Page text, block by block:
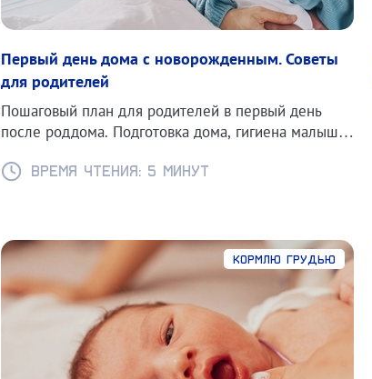
Первый день дома с новорожденным. Советы
для родителей
Пошаговый план для родителей в первый день
после роддома. Подготовка дома, гигиена малыша
Время чтения: 5 минут
Кормлю грудью